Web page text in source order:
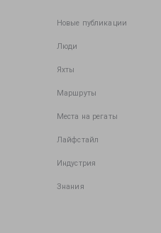
Новые публикации
Люди
Яхты
Маршруты
Места на регаты
Лайфстайл
Индустрия
Знания